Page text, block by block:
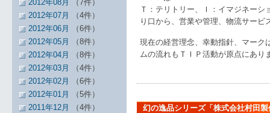
Ｔ：テリトリー、Ｉ：イマジネー
り口から、営業や管理、物流サー
現在の経営理念、幸動指針、マーク
ムの流れもＴＩＰ活動が原点にあり
幻の逸品シリーズ「株式会社村田
2012年08月
（7件）
2012年07月
（4件）
2012年06月
（6件）
2012年05月
（8件）
2012年04月
（8件）
2012年03月
（4件）
2012年02月
（6件）
2012年01月
（5件）
2011年12月
（4件）